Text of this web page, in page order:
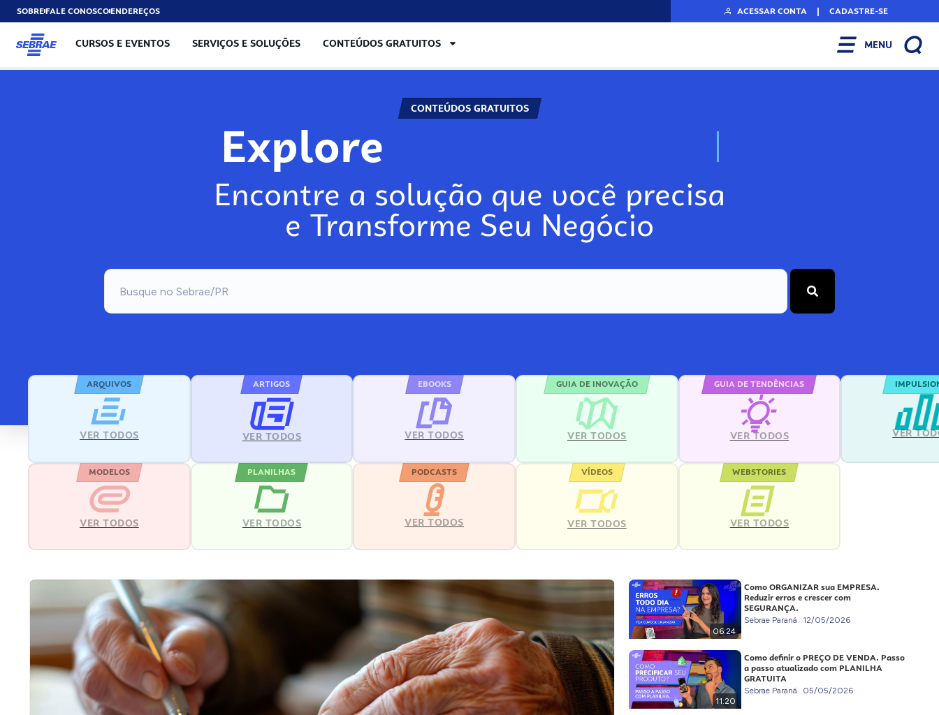
SOBREFALE CONOSCOENDEREÇOS ACESSAR CONTA | CADASTRE-SE
CURSOS E EVENTOS SERVIÇOS E SOLUÇÕES CONTEÚDOS GRATUITOS MENU
CONTEÚDOS GRATUITOS
Explore N
Encontre a solução que você precisa
e Transforme Seu Negócio
ARQUIVOS
VER TODOS
ARTIGOS
VER TODOS
EBOOKS
VER TODOS
GUIA DE INOVAÇÃO
VER TODOS
GUIA DE TENDÊNCIAS
VER TODOS VER
MODELOS
VER TODOS
PLANILHAS
VER TODOS
PODCASTS
VER TODOS
VÍDEOS
VER TODOS
WEBSTORIES
VER TODOS
06:24
Como ORGANIZAR sua EMPRESA.
Reduzir erros e crescer com
SEGURANÇA.
Sebrae Paraná 12/05/2026
11:20
Como definir o PREÇO DE VENDA. Passo
a passo atualizado com PLANILHA
GRATUITA
Sebrae Paraná 05/05/2026